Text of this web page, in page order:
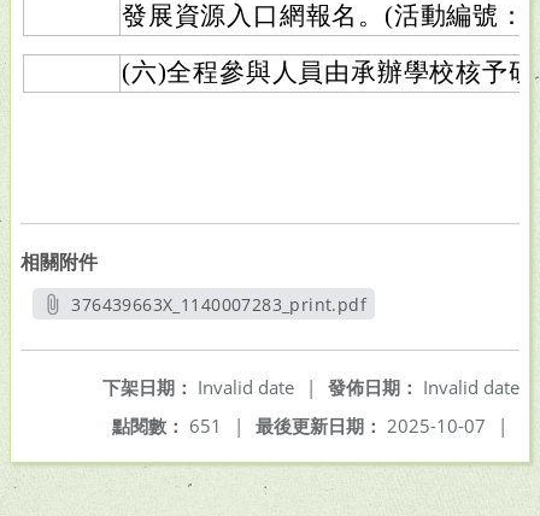
發展資源入口網報名。(活動編號：
(六)全程參與人員由承辦學校核予
相關附件
376439663X_1140007283_print.pdf
發佈日期： Invalid date
下架日期： Invalid date
|
最後更新日期： 2025-10-07 |
點閱數： 651 |